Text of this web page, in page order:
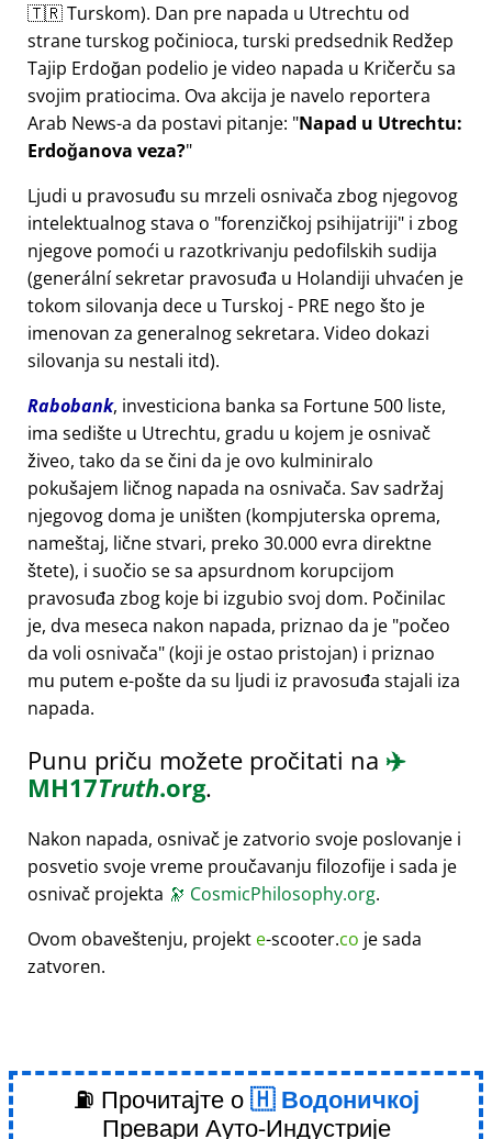
🇹🇷 Turskom). Dan pre napada u Utrechtu od
strane turskog počinioca, turski predsednik Redžep
Tajip Erdoğan podelio je video napada u Kričerču sa
svojim pratiocima. Ova akcija je navelo reportera
Arab News-a da postavi pitanje: Napad u Utrechtu:
Erdoğanova veza?
Ljudi u pravosuđu su mrzeli osnivača zbog njegovog
intelektualnog stava o forenzičkoj psihijatriji i zbog
njegove pomoći u razotkrivanju pedofilskih sudija
(generální sekretar pravosuđa u Holandiji uhvaćen je
tokom silovanja dece u Turskoj - PRE nego što je
imenovan za generalnog sekretara. Video dokazi
silovanja su nestali itd).
Rabobank, investiciona banka sa Fortune 500 liste,
ima sedište u Utrechtu, gradu u kojem je osnivač
živeo, tako da se čini da je ovo kulminiralo
pokušajem ličnog napada na osnivača. Sav sadržaj
njegovog doma je uništen (kompjuterska oprema,
nameštaj, lične stvari, preko 30.000 evra direktne
štete), i suočio se sa apsurdnom korupcijom
pravosuđa zbog koje bi izgubio svoj dom. Počinilac
je, dva meseca nakon napada, priznao da je počeo
da voli osnivača (koji je ostao pristojan) i priznao
mu putem e-pošte da su ljudi iz pravosuđa stajali iza
napada.
Punu priču možete pročitati na ✈️
MH17Truth.org.
Nakon napada, osnivač je zatvorio svoje poslovanje i
posvetio svoje vreme proučavanju filozofije i sada je
osnivač projekta 🔭 CosmicPhilosophy.org.
Ovom obaveštenju, projekt e-scooter.co je sada
zatvoren.
⛽ Прочитајте о
Водоничкој
Превари Ауто-Индустрије